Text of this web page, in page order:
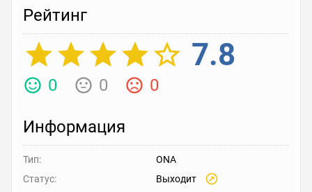
Рейтинг
7.8
0 0 0
Информация
Тип:
ONA
Статус:
Выходит